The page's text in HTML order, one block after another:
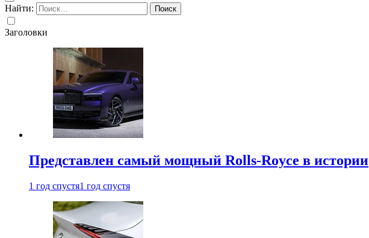
Найти:
Заголовки
Представлен самый мощный Rolls-Royce в истории
1 год спустя1 год спустя